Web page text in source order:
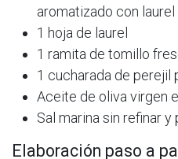
aromatizado con laurel
1 hoja de laurel
1 ramita de tomillo
1 cucharada de perejil
Aceite de oliva virgen
Sal marina sin refinar y
Elaboración paso a